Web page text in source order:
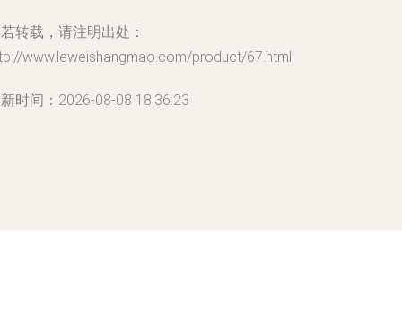
转载，请注明出处：
www.leweishangmao.com/product/67.html
时间：2026-08-08 18:36:23